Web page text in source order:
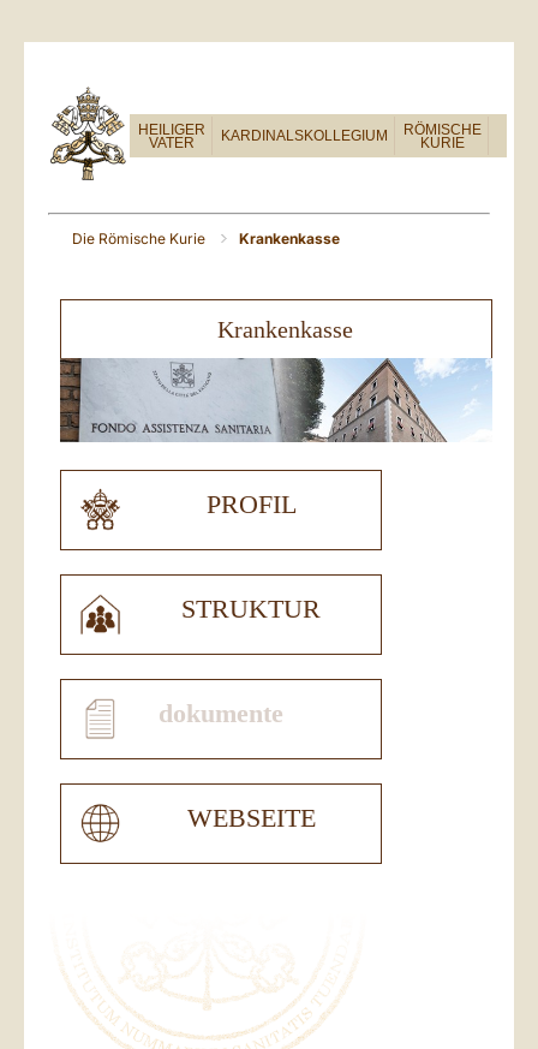
HEILIGER
VATER KARDINALSKOLLEGIUM RÖMISCHE
KURIE
Die Römische Kurie Krankenkasse
Krankenkasse
PROFIL
STRUKTUR
dokumente
WEBSEITE